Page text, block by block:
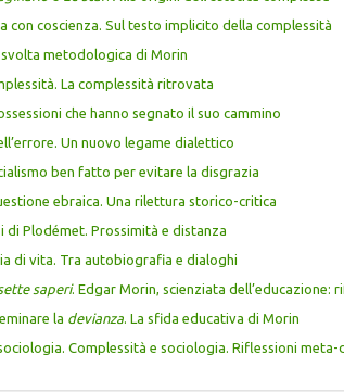
con coscienza. Sul testo implicito della complessità
metodologica di Morin
La complessità ritrovata
che hanno segnato il suo cammino
Un nuovo legame dialettico
ben fatto per evitare la disgrazia
ebraica. Una rilettura storico-critica
di Plodémet. Prossimità e distanza
di vita. Tra autobiografia e dialoghi
saperi. Edgar Morin, scienziata dell’educazione:
la devianza . La sfida educativa di Morin
Complessità e sociologia. Riflessioni